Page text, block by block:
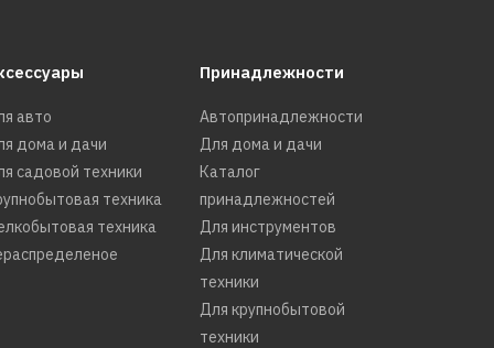
авто
дома и дачи
садовой техники
техника
техника
Принадлежности
Автопринадлежности
Для дома и дачи
Каталог
принадлежностей
Для инструментов
Для климатической
техники
Для крупнобытовой
техники